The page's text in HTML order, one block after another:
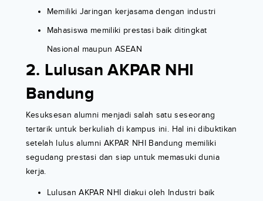
Memiliki Jaringan kerjasama dengan industri
Mahasiswa memiliki prestasi baik ditingkat
Nasional maupun ASEAN
2. Lulusan AKPAR NHI
Bandung
Kesuksesan alumni menjadi salah satu seseorang
tertarik untuk berkuliah di kampus ini. Hal ini dibuktikan
setelah lulus alumni AKPAR NHI Bandung memiliki
segudang prestasi dan siap untuk memasuki dunia
kerja.
Lulusan AKPAR NHI diakui oleh Industri baik